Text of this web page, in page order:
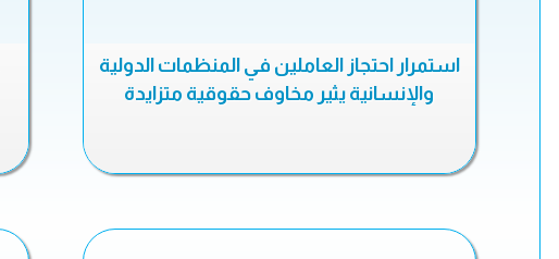
استمرار احتجاز العاملين في المنظمات الدولية
والإنسانية يثير مخاوف حقوقية متزايدة